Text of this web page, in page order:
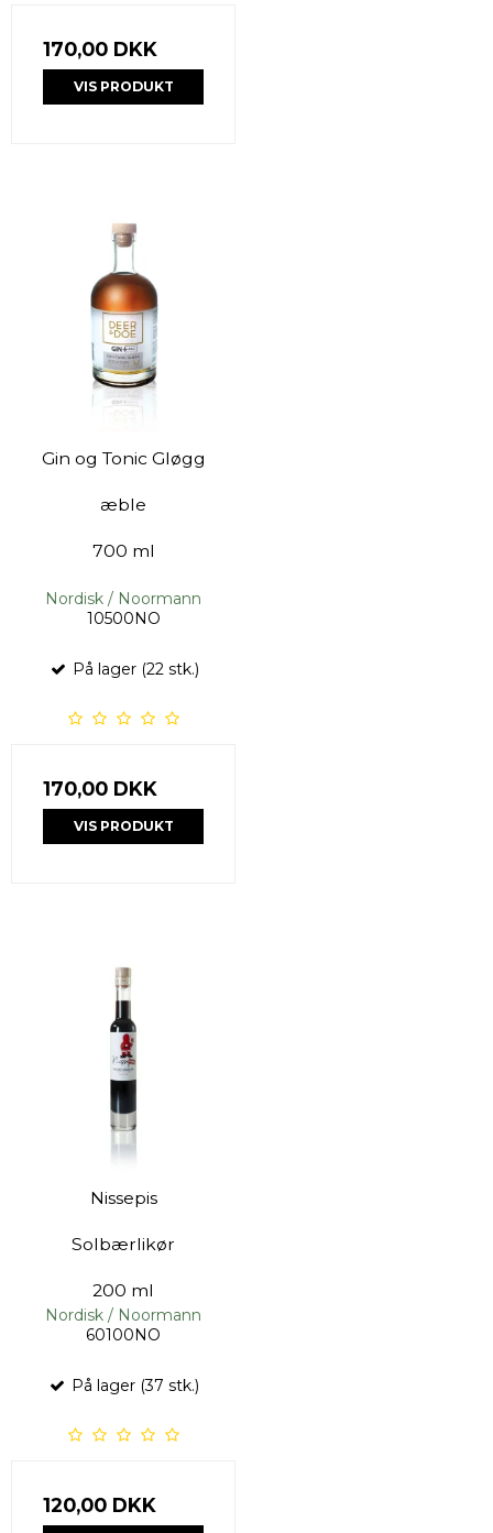
170,00 DKK
VIS PRODUKT
Gin og Tonic Gløgg
æble
700 ml
Nordisk / Noormann
10500NO
På lager (22 stk.)
170,00 DKK
VIS PRODUKT
Nissepis
Solbærlikør
200 ml
Nordisk / Noormann
60100NO
På lager (37 stk.)
120,00 DKK